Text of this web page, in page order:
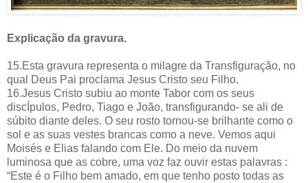
Explicação da gravura.
15.Esta gravura representa o milagre da Transfiguração, no
qual Deus Pai proclama Jesus Cristo seu Filho.
16.Jesus Cristo subiu ao monte Tabor com os seus
discÍpulos, Pedro, Tiago e João, transfigurando- se ali de
súbito diante deles. O seu rosto tornou-se brilhante como o
sol e as suas vestes brancas como a neve. Vemos aqui
Moisés e Elias falando com Ele. Do meio da nuvem
luminosa que as cobre, uma voz faz ouvir estas palavras :
“Este é o Filho bem amado, em que tenho posto todas as